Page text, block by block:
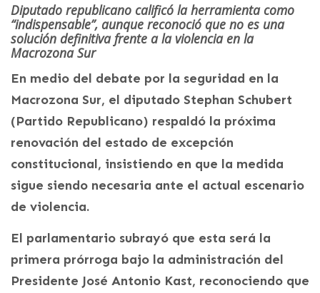
Diputado republicano calificó la herramienta como
“indispensable”, aunque reconoció que no es una
solución definitiva frente a la violencia en la
Macrozona Sur
En medio del debate por la seguridad en la
Macrozona Sur, el diputado Stephan Schubert
(Partido Republicano) respaldó la próxima
renovación del estado de excepción
constitucional, insistiendo en que la medida
sigue siendo necesaria ante el actual escenario
de violencia.
El parlamentario subrayó que esta será la
primera prórroga bajo la administración del
Presidente José Antonio Kast, reconociendo que